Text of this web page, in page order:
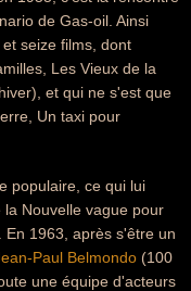
de Gas-oil. Ainsi
seize films, dont
Les Vieux de la
et qui ne s'est que
Un taxi pour
populaire, ce qui lui
Nouvelle vague pour
En 1963, après s'être un
Paul Belmondo (100
une équipe d'acteurs